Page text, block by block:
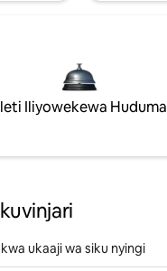
Iliyowekewa Huduma
ukaaji wa siku nyingi